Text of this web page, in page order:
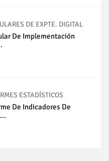
DE EXPTE. DIGITAL
De Implementación
ESTADÍSTICOS
De Indicadores De